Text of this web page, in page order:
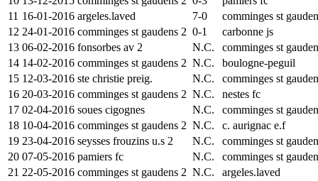
11 16-01-2016 argeles.laved 7-0
comminges st
12 24-01-2016 comminges st gaudens 2 0-1
carbonne js
13 06-02-2016 fonsorbes av 2 N.C.
comminges st
14 14-02-2016 comminges st gaudens 2 N.C.
boulogne-peguil
15 12-03-2016 ste christie preig. N.C.
comminges st
16 20-03-2016 comminges st gaudens 2 N.C.
nestes fc
17 02-04-2016 soues cigognes N.C.
comminges st
18 10-04-2016 comminges st gaudens 2 N.C.
c. aurignac e.f
19 23-04-2016 seysses frouzins u.s 2 N.C.
comminges st
20 07-05-2016 pamiers fc N.C.
comminges st
21 22-05-2016 comminges st gaudens 2 N.C.
argeles.laved